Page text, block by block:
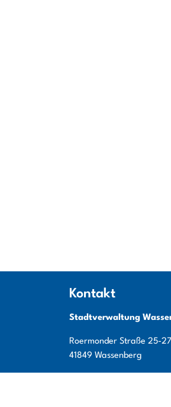
Kontakt
Stadtverwaltung
Roermonder Straße 25-27
41849 Wassenberg